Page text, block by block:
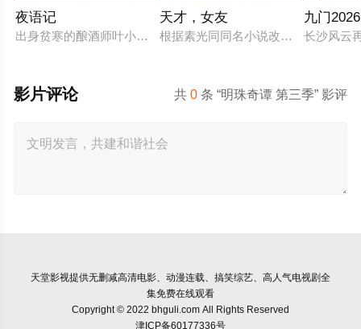
夜语记
出身贫寒的酿酒师叶小唯遭遇爱人程桉、恩师林晚媚的双重背
天才，女友
根据素光同同名小说改编。江逾白长
九门2026
长沙风云
共0 条 “明珠奇谭 第三季” 影评
影片评论
天堂影视提供无删减高清电影、动漫连载、搞笑综艺、高人气电视剧全
集免费在线观看
Copyright © 2022 bhguli.com All Rights Reserved
津ICP备60177336号